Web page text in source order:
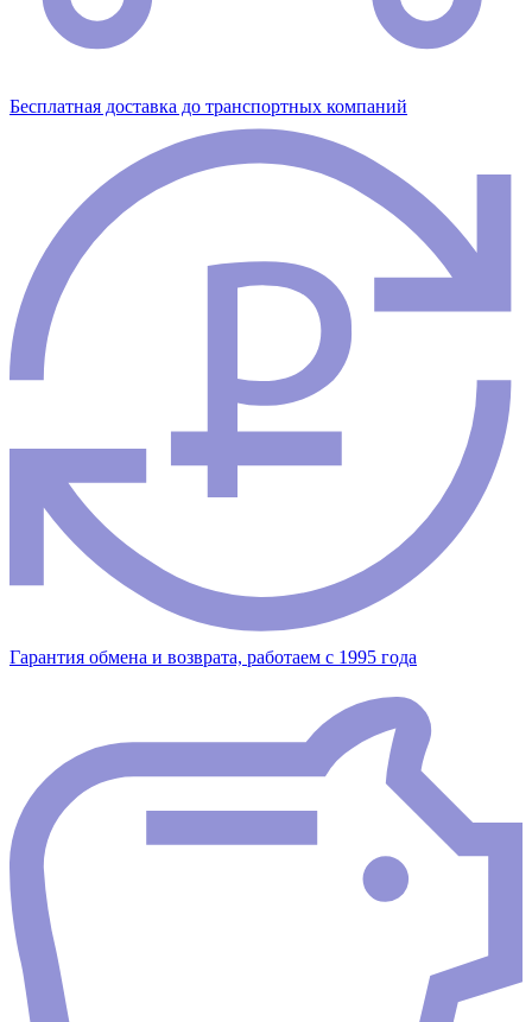
Бесплатная доставка до транспортных компаний
Гарантия обмена и возврата, работаем с 1995 года